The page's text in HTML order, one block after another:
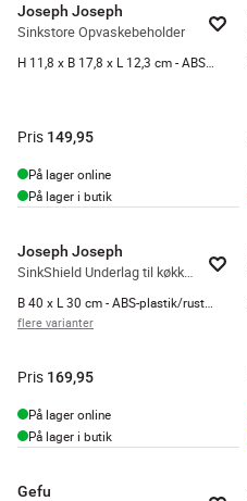
Joseph Joseph
Sinkstore Opvaskebeholder
Pris 149,95
På lager online
På lager i butik
Joseph Joseph
SinkShield Underlag til køkkenvask
flere varianter
Pris 169,95
På lager online
På lager i butik
Gefu